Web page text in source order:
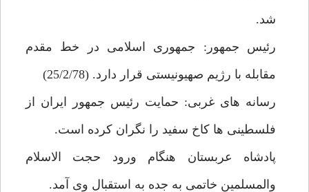
شد.
رئيس جمهور: جمهورى اسلامى در خط مقدم
مقابله با رژيم صهيونيستى قرار دارد. (25/2/78)
رسانه هاى غربى: حمايت رئيس جمهور ايران از
فلسطينى ها كاخ سفيد را نگران كرده است.
پادشاه عربستان هنگام ورود حجت الاسلام
والمسلمين خاتمى به جده به استقبال وى آمد.